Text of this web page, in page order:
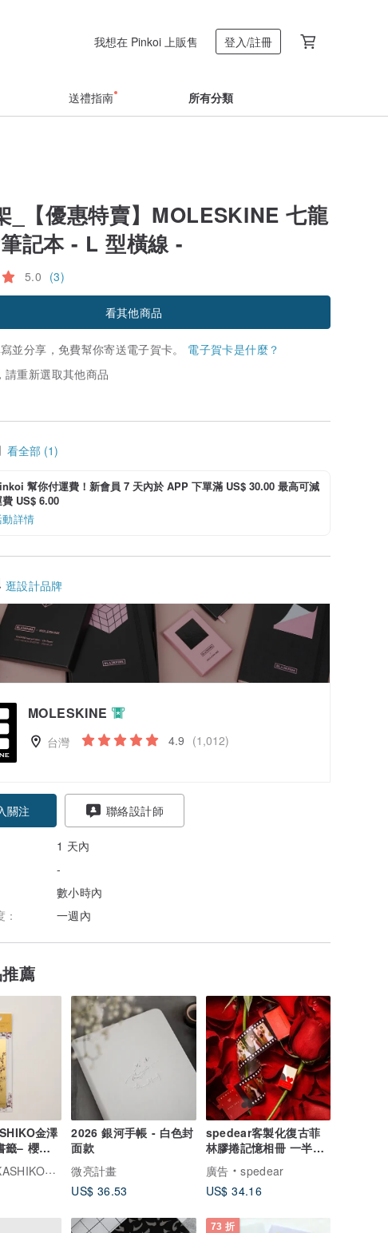
我想在 Pinkoi 上販售 登入/註冊
送禮指南 所有分類
_【優惠特賣】MOLESKINE 七龍
記本 - L 型橫線 -
5.0 (3)
看其他商品
並分享，免費幫你寄送電子賀卡。 電子賀卡是什麼？
請重新選取其他商品
看全部 (1)
幫你付運費！新會員 7 天內於 APP 下單滿 US$ 30.00 最高可減
US$ 6.00
動詳情
逛設計品牌
MOLESKINE
台灣 4.9 (1,012)
關注 聯絡設計師
1 天內
-
數小時內
一週內
薦
金澤
– 櫻花 /
金澤九谷燒設計文具
2026 銀河手帳 - 白色封
面款
微亮計畫
US$ 36.53
spedear客製化復古菲
林膠捲記憶相冊 一半情
侶限定款
廣告
spedear
US$ 34.16
73 折